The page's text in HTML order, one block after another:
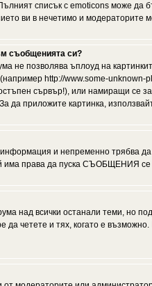
списък с emoticons може да
ви в нечетимо и модераторите
съобщенията си?
не позволява ъплоуд на
http://www.some-
сървър!), или намиращи се
да приложите картинка,
и непременно трябва да
има права да пуска СЪОБЩЕНИЯ се
над всички останали теми,
да четете и тях, когато е